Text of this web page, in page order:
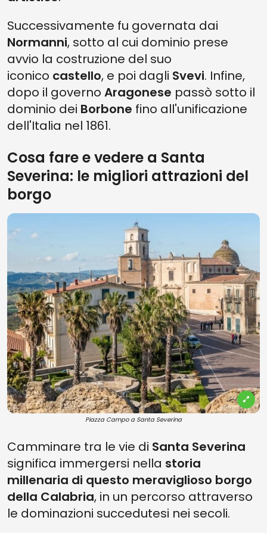
Successivamente fu governata dai
Normanni, sotto al cui dominio prese
avvio la costruzione del suo
iconico castello, e poi dagli Svevi. Infine,
dopo il governo Aragonese passò sotto il
dominio dei Borbone fino all'unificazione
dell'Italia nel 1861.
Cosa fare e vedere a Santa
Severina: le migliori attrazioni del
borgo
Piazza Campo a Santa Severina
Camminare tra le vie di Santa Severina
significa immergersi nella storia
millenaria di questo meraviglioso borgo
della Calabria, in un percorso attraverso
le dominazioni succedutesi nei secoli.